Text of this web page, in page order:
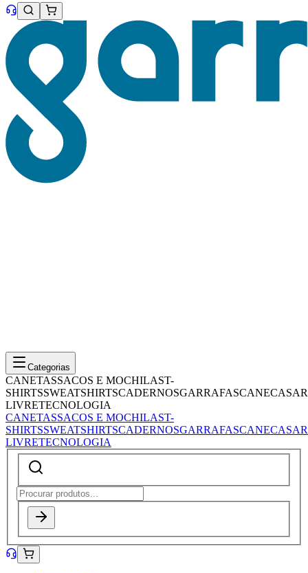
Categorias
CANETASSACOS E MOCHILAST-
SHIRTSSWEATSHIRTSCADERNOSGARRAFASCANECASAR
LIVRETECNOLOGIA
CANETASSACOS E MOCHILAST-
SHIRTSSWEATSHIRTSCADERNOSGARRAFASCANECASAR
LIVRETECNOLOGIA